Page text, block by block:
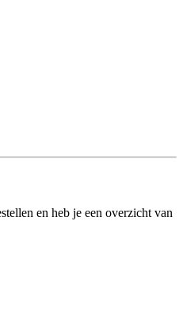
en heb je een overzicht van